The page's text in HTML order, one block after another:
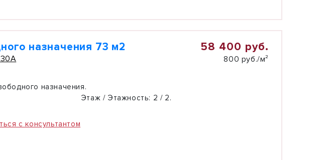
назначения 73 м2 58 400 руб.
800 руб./м²
назначения.
Этаж / Этажность: 2 / 2.
с консультантом